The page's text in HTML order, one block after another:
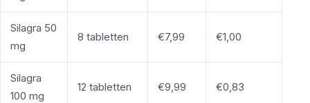
Silagra 50
mg
8 tabletten €7,99 €1,00
Silagra
100 mg
12 tabletten €9,99 €0,83